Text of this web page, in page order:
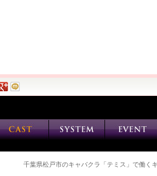
千葉県松戸市のキャバクラ「テミス」で働く